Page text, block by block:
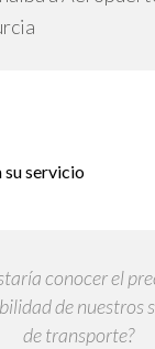
su servicio
conocer el
de nuestros
de transporte?